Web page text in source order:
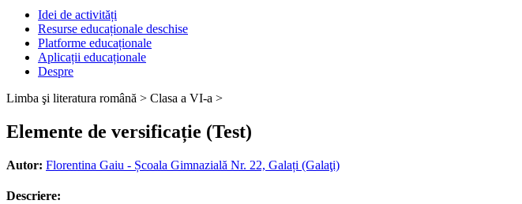
Idei de activități
Resurse educaționale deschise
Platforme educaționale
Aplicații educaționale
Despre
Limba şi literatura română > Clasa a VI-a >
Elemente de versificație (Test)
Autor: Florentina Gaiu - Școala Gimnazială Nr. 22, Galați (Galaţi)
Descriere: